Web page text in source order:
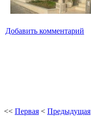
Добавить комментарий
<< Первая < Предыдущая